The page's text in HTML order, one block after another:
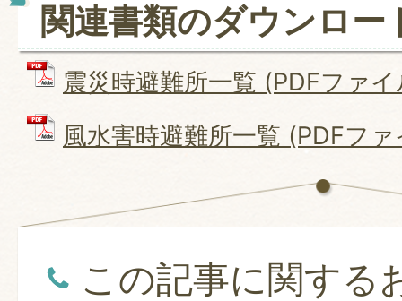
関連書類のダウンロー
震災時避難所一覧 (PDFファ
風水害時避難所一覧 (PDFフ
この記事に関する